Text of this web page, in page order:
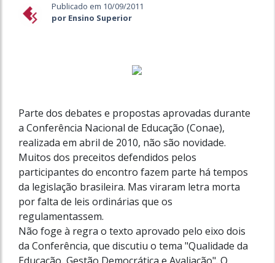
Publicado em 10/09/2011
por Ensino Superior
Parte dos debates e propostas aprovadas durante
a Conferência Nacional de Educação (Conae),
realizada em abril de 2010, não são novidade.
Muitos dos preceitos defendidos pelos
participantes do encontro fazem parte há tempos
da legislação brasileira. Mas viraram letra morta
por falta de leis ordinárias que os
regulamentassem.
Não foge à regra o texto aprovado pelo eixo dois
da Conferência, que discutiu o tema "Qualidade da